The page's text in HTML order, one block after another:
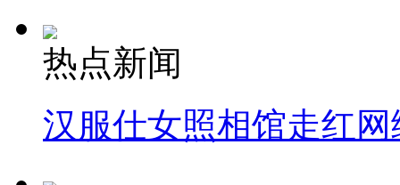
热点新闻
汉服仕女照相馆走红网